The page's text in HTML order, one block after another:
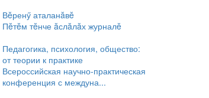
Вĕренӳ аталанăвĕ
Пĕтĕм тĕнче ăслăлăх журналĕ
Педагогика, психология, общество:
от теории к практике
Всероссийская научно-практическая
конференция с междуна...